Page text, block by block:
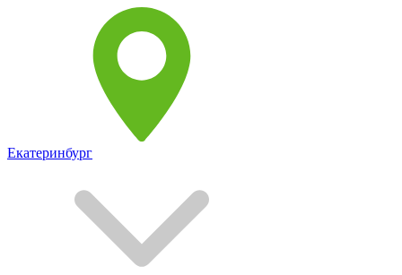
Екатеринбург